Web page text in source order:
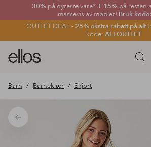
30% på dyreste vare* + 15%på resten
massevis av møbler! Bruk
OUTLET DEAL - 25% ekstra rabatt på alt
kode: ALLOUTLET
Søk
Ellos
logo
gå
forsiden
Barn Barneklær Skjørt
Tilbake